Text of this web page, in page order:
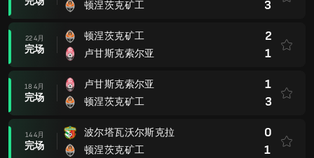
顿涅茨克矿工
3
22 4月
完场
顿涅茨克矿工
卢甘斯克索尔亚
2
1
18 4月
完场
卢甘斯克索尔亚
顿涅茨克矿工
1
3
14 4月
完场
波尔塔瓦沃尔斯克拉
顿涅茨克矿工
0
1